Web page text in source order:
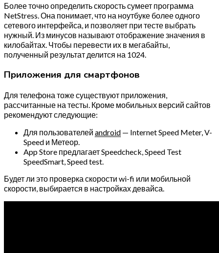
Более точно определить скорость сумеет программа
NetStress. Она понимает, что на ноутбуке более одного
сетевого интерфейса, и позволяет при тесте выбрать
нужный. Из минусов называют отображение значения в
килобайтах. Чтобы перевести их в мегабайты,
полученный результат делится на 1024.
Приложения для смартфонов
Для телефона тоже существуют приложения,
рассчитанные на тесты. Кроме мобильных версий сайтов
рекомендуют следующие:
Для пользователей android — Internet Speed Meter, V-
Speed и Метеор.
App Store предлагает Speedcheck, Speed Test
SpeedSmart, Speed test.
Будет ли это проверка скорости wi-fi или мобильной
скорости, выбирается в настройках девайса.